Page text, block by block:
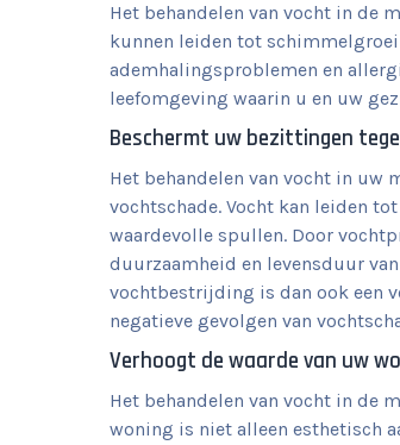
Het behandelen van vocht in de
kunnen leiden tot
ademhalingsproblemen en
leefomgeving waarin u en uw
Beschermt uw bezittingen
Het behandelen van vocht in uw
vochtschade. Vocht kan leiden
waardevolle spullen. Door
duurzaamheid en levensduur
vochtbestrijding is dan ook een
negatieve gevolgen van
Verhoogt de waarde van uw
Het behandelen van vocht in de
woning is niet alleen esthetisch